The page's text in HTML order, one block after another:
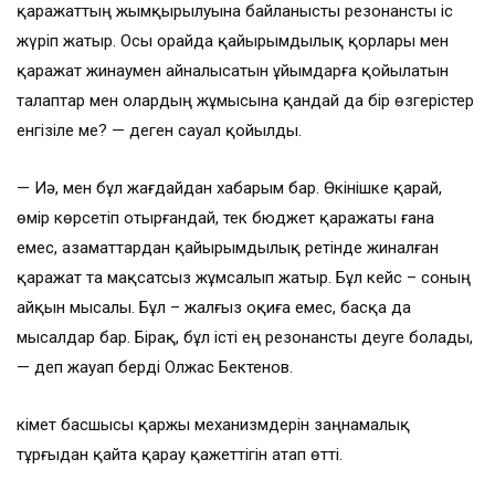
қаражаттың жымқырылуына байланысты резонансты іс
жүріп жатыр. Осы орайда қайырымдылық қорлары мен
қаражат жинаумен айналысатын ұйымдарға қойылатын
талаптар мен олардың жұмысына қандай да бір өзгерістер
енгізіле ме? — деген сауал қойылды.
— Иә, мен бұл жағдайдан хабарым бар. Өкінішке қарай,
өмір көрсетіп отырғандай, тек бюджет қаражаты ғана
емес, азаматтардан қайырымдылық ретінде жиналған
қаражат та мақсатсыз жұмсалып жатыр. Бұл кейс – соның
айқын мысалы. Бұл – жалғыз оқиға емес, басқа да
мысалдар бар. Бірақ, бұл істі ең резонансты деуге болады,
— деп жауап берді Олжас Бектенов.
Үкімет басшысы қаржы механизмдерін заңнамалық
тұрғыдан қайта қарау қажеттігін атап өтті.